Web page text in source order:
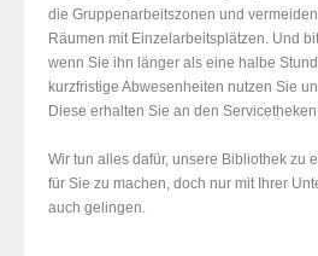
die Gruppenarbeitszonen und
Räumen mit Einzelarbeitsplätzen. Und
wenn Sie ihn länger als eine halbe
kurzfristige Abwesenheiten nutzen Sie
Diese erhalten Sie an den Servicetheken.
Wir tun alles dafür, unsere Bibliothek zu
für Sie zu machen, doch nur mit Ihrer
auch gelingen.